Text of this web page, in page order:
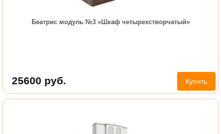
Беатрис модуль №3 «Шкаф четырехстворчатый»
25600 руб. Купить